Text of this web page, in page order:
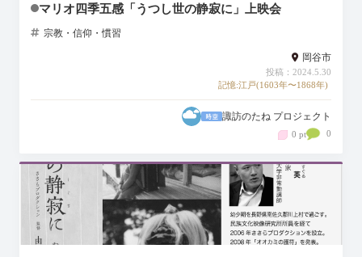
マリオ四季五感「うつし世の静寂に」上映会
宗教・信仰・慣習
岡谷市
投稿：2024.5.30
記憶:江戸(1603年〜1868年)
諏訪のたね プロジェクト
0 pt 0